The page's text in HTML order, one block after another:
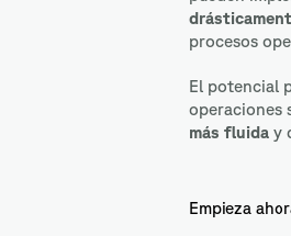
procesos
El potencial
operaciones
más fluida y
Empieza